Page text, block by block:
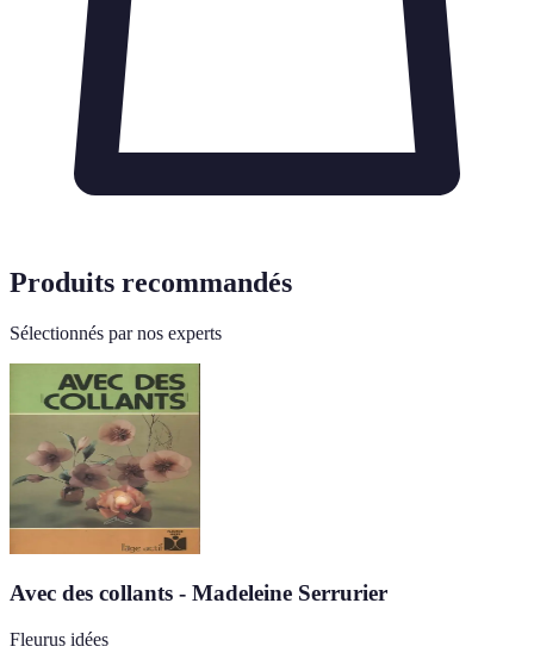
Produits recommandés
Sélectionnés par nos experts
Avec des collants - Madeleine Serrurier
Fleurus idées